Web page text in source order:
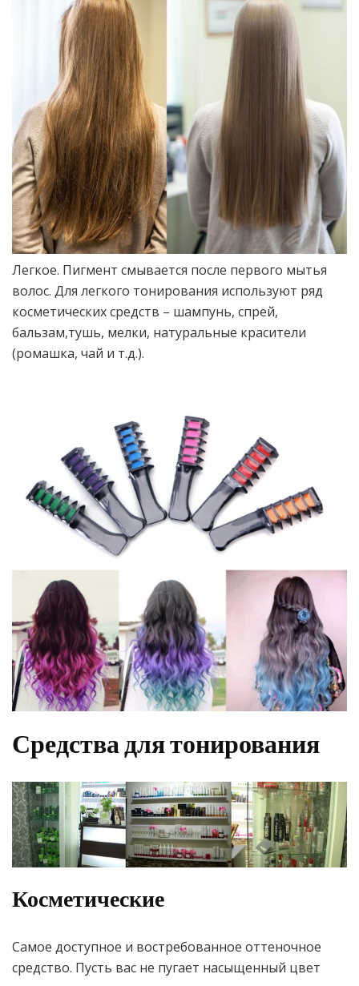
Легкое. Пигмент смывается после первого мытья
волос. Для легкого тонирования используют ряд
косметических средств – шампунь, спрей,
бальзам,тушь, мелки, натуральные красители
(ромашка, чай и т.д.).
Средства для тонирования
Косметические
Самое доступное и востребованное оттеночное
средство. Пусть вас не пугает насыщенный цвет